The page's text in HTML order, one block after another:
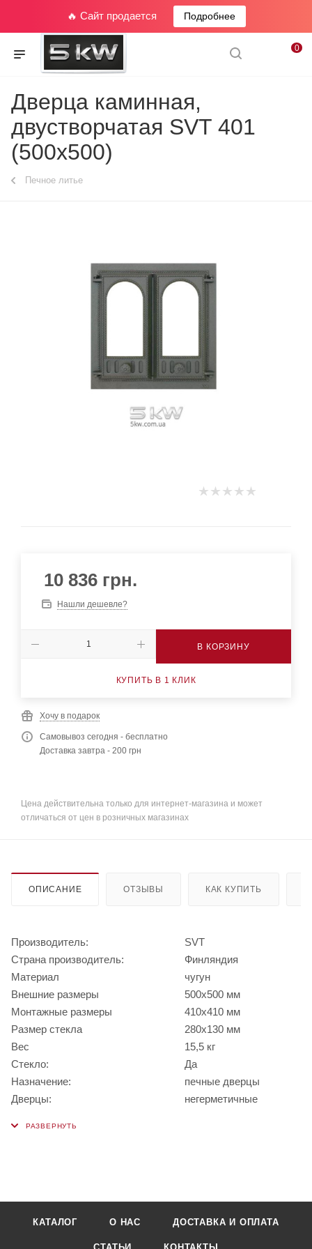
🔥 Сайт продается Подробнее
0
Дверца каминная,
двустворчатая SVT 401
(500х500)
Печное литье
10 836 грн.
Нашли дешевле?
В КОРЗИНУ
КУПИТЬ В 1 КЛИК
Хочу в подарок
Самовывоз сегодня - бесплатно
Доставка завтра - 200 грн
Цена действительна только для интернет-магазина и может
отличаться от цен в розничных магазинах
ОПИСАНИЕ ОТЗЫВЫ КАК КУПИТЬ
Производитель:
SVT
Страна производитель:
Финляндия
Материал
чугун
Внешние размеры
500х500 мм
Монтажные размеры
410x410 мм
Размер стекла
280x130 мм
Вес
15,5 кг
Стекло:
Да
Назначение:
печные дверцы
Дверцы:
негерметичные
КАТАЛОГ О НАС ДОСТАВКА И ОПЛАТА